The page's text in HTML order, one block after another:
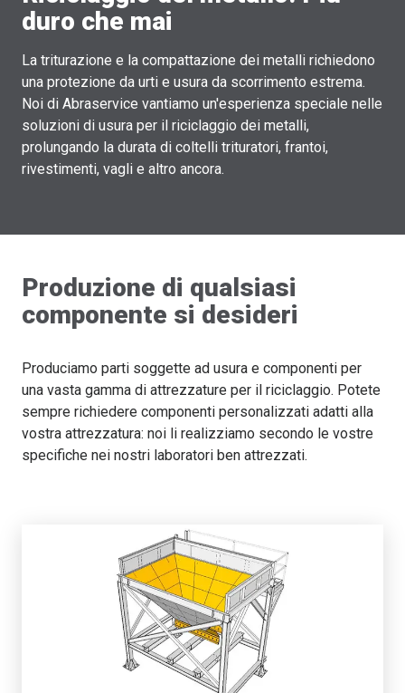
duro che mai
La triturazione e la compattazione dei metalli richiedono
una protezione da urti e usura da scorrimento estrema.
Noi di Abraservice vantiamo un'esperienza speciale nelle
soluzioni di usura per il riciclaggio dei metalli,
prolungando la durata di coltelli trituratori, frantoi,
rivestimenti, vagli e altro ancora.
Produzione di qualsiasi
componente si desideri
Produciamo parti soggette ad usura e componenti per
una vasta gamma di attrezzature per il riciclaggio. Potete
sempre richiedere componenti personalizzati adatti alla
vostra attrezzatura: noi li realizziamo secondo le vostre
specifiche nei nostri laboratori ben attrezzati.